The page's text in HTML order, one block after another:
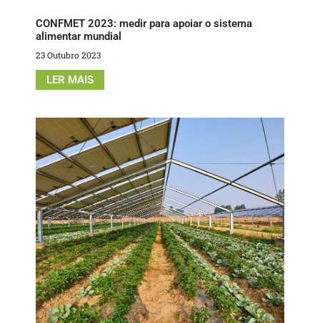
CONFMET 2023: medir para apoiar o sistema
alimentar mundial
23 Outubro 2023
LER MAIS